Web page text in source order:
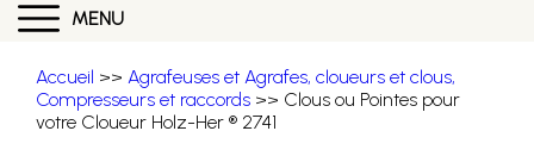
MENU
Accueil >> Agrafeuses et Agrafes, cloueurs et clous,
Compresseurs et raccords >> Clous ou Pointes pour
votre Cloueur Holz-Her ® 2741